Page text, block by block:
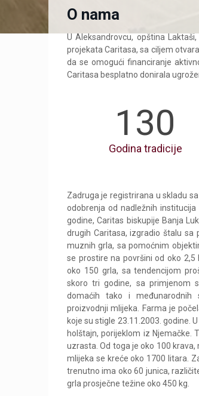
O nama
U Aleksandrovcu, opština
projekata Caritasa, sa ciljem
da se omogući financiranje
Caritasa besplatno donirala
130
Godina tradicije
Zadruga je registrirana u skladu
odobrenja od nadležnih
godine, Caritas biskupije Banja
drugih Caritasa, izgradio štalu sa
muznih grla, sa pomoćnim
se prostire na površini od oko
oko 150 grla, sa tendencijom
skoro tri godine, sa primjenom
domaćih tako i međunarodnih
proizvodnji mlijeka. Farma je
koje su stigle 23.11.2003. godine.
holštajn, porijeklom iz Njemačke.
uzrasta. Od toga je oko 100
mlijeka se kreće oko 1700 litara.
trenutno ima oko 60 junica,
grla prosječne težine oko 450 kg.